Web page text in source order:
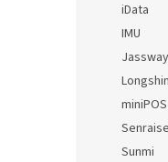
iData
IMU
Jassway
miniPOS
Senraise
Sunmi